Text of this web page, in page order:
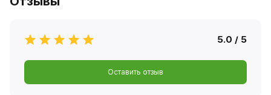
5.0 / 5
Оставить отзыв